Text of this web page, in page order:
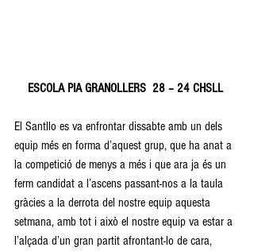
ESCOLA PIA GRANOLLERS  28 – 24 CHSLL
El Santllo es va enfrontar dissabte amb un dels
equip més en forma d’aquest grup, que ha anat a
la competició de menys a més i que ara ja és un
ferm candidat a l’ascens passant-nos a la taula
gràcies a la derrota del nostre equip aquesta
setmana, amb tot i això el nostre equip va estar a
l’alçada d’un gran partit afrontant-lo de cara,